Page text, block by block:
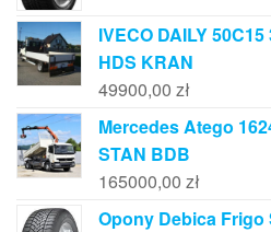
IVECO DAILY
HDS KRAN
49900,00 zł
Mercedes Atego
STAN BDB
165000,00 zł
Opony Debica Frigo